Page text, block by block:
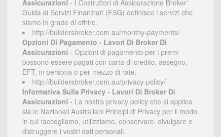
Assicurazioni - I Costruttori di Assicurazione Broker'
Guida ai Servizi Finanziari (FSG) definisce i servizi che
siamo in grado di offrire.
http://buildersbroker.com.au/monthy-payments/
Opzioni Di Pagamento - Lavori Di Broker Di
Assicurazioni - Opzioni di pagamento per i premi
possono essere pagati con carta di credito, assegno,
EFT, in persona o per mezzo di rate.
http://buildersbroker.com.au/privacy-policy/
Informativa Sulla Privacy - Lavori Di Broker Di
Assicurazioni - La nostra privacy policy che si applica
sia le Nazionali Australiani Principi di Privacy per il modo
in cui raccogliamo, utilizziamo, conservare, divulgare e
distruggere i vostri dati personali.